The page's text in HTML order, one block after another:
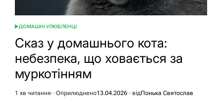
ОПУБЛІКУВАТИ
ДОМАШНІ УЛЮБЛЕНЦІ
Сказ у домашнього кота:
небезпека, що ховається за
муркотінням
1 хв читання Оприлюднено13.04.2026 відПонька Святослав